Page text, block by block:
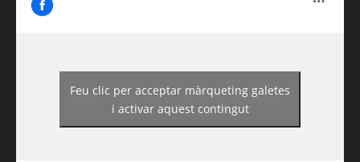
https://www.facebook.com/guiadereus/
Feu clic per acceptar màrqueting galetes
i activar aquest contingut